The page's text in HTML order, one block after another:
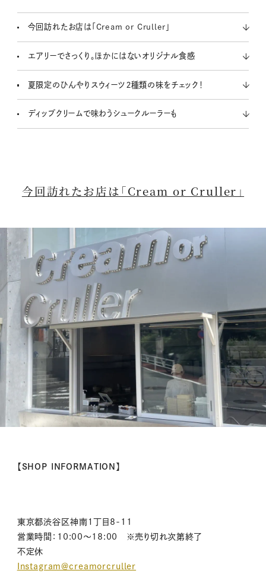
今回訪れたお店は「Cream or Cruller」
エアリーでさっくり。ほかにはないオリジナル食感
夏限定のひんやりスウィーツ２種類の味をチェック！
ディップクリームで味わうシュークルーラーも
今回訪れたお店は「Cream or Cruller」
【SHOP INFORMATION】
東京都渋谷区神南１丁目8-11
営業時間：10:00～18:00 ※売り切れ次第終了
不定休
Instagram＠creamorcruller